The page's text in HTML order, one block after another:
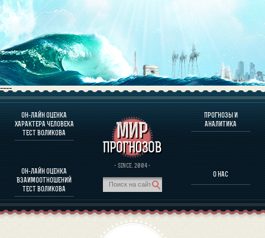
----
ОН-ЛАЙН ОЦЕНКА
ХАРАКТЕРА ЧЕЛОВЕКА
ТЕСТ ВОЛИКОВА
ОН-ЛАЙН ОЦЕНКА
ВЗАИМООТНОШЕНИЙ
ТЕСТ ВОЛИКОВА
· SINCE. 2004 ·
ПРОГНОЗЫ И
АНАЛИТИКА
О НАС
О ПРОГРАММЕ
ОЦЕНКА ХАРАКТЕРA ЧЕЛОВЕКА
ОЦЕНКА ХАРАКТЕРА ВЫДАЮЩИХСЯ ЛИЧНОСТЕЙ
О ПРОГРАММЕ
ПРОГНОЗЫ И АНАЛИТИКА